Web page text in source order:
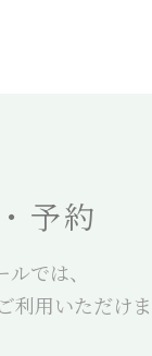
予約
では、
利用いただけま